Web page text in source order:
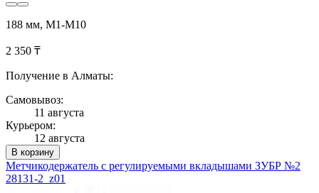
188 мм, М1-М10
2 350 ₸
Получение в Алматы:
Самовывоз:
11 августа
Курьером:
12 августа
В корзину
Метчикодержатель с регулируемыми вкладышами ЗУБР №2
28131-2_z01